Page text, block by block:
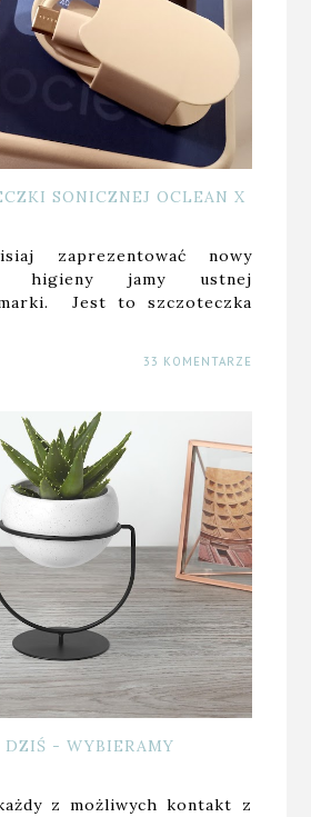
SONICZNEJ OCLEAN X
zaprezentować nowy
higieny jamy ustnej
Jest to szczoteczka
33 KOMENTARZE
DZIŚ - WYBIERAMY
z możliwych kontakt z